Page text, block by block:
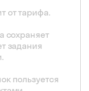
от тарифа.
сохраняет
задания
пользуется